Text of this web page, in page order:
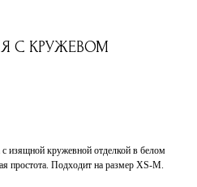
С КРУЖЕВОМ
изящной кружевной отделкой в белом
простота. Подходит на размер XS-M.